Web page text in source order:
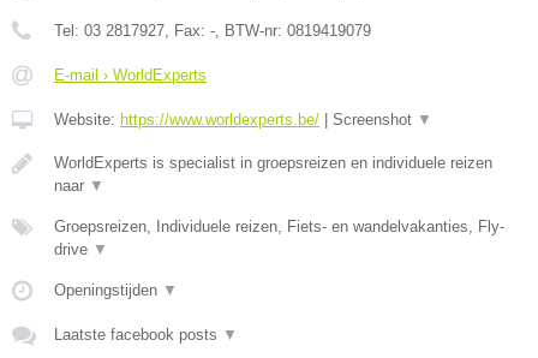
Tel: 03 2817927, Fax: -, BTW-nr: 0819419079
E-mail › WorldExperts
Website: https://www.worldexperts.be/ Screenshot ▼
WorldExperts is specialist in groepsreizen en individuele reizen
naar ▼
Groepsreizen, Individuele reizen, Fiets- en wandelvakanties, Fly-
drive ▼
Openingstijden ▼
Laatste facebook posts ▼